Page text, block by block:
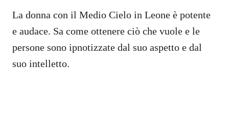
La donna con il Medio Cielo in Leone è potente
e audace. Sa come ottenere ciò che vuole e le
persone sono ipnotizzate dal suo aspetto e dal
suo intelletto.